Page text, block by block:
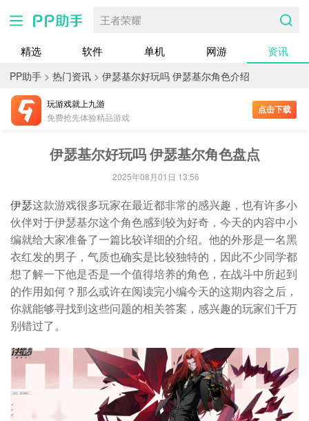
王者荣耀
精选 软件 单机 网游 资讯
PP助手 > 热门资讯 > 伊瑟基尔好玩吗 伊瑟基尔角色介绍
玩游戏就上九游
免费抢先体验精品游戏
点击下载
伊瑟基尔好玩吗 伊瑟基尔角色盘点
2025年08月01日 13:56
伊瑟这款游戏很多玩家在最近都非常的感兴趣，也有许多小
伙伴对于伊瑟基尔这个角色感到较为好奇，今天的内容中小
编就给大家准备了一篇比较详细的介绍。他的外形是一名黑
衣红发的男子，气质也确实是比较独特的，因此不少同学都
想了解一下他是否是一个值得培养的角色，在战斗中所起到
的作用如何？那么或许在阅读完小编今天的这期内容之后，
你就能够寻找到这些问题的相关答案，感兴趣的玩家们千万
别错过了。